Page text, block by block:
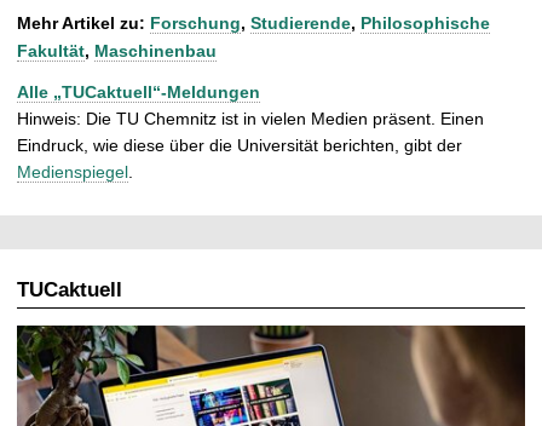
Mehr Artikel zu: Forschung, Studierende, Philosophische
Fakultät, Maschinenbau
Alle „TUCaktuell“-Meldungen
Hinweis: Die TU Chemnitz ist in vielen Medien präsent. Einen
Eindruck, wie diese über die Universität berichten, gibt der
Medienspiegel
TUCaktuell